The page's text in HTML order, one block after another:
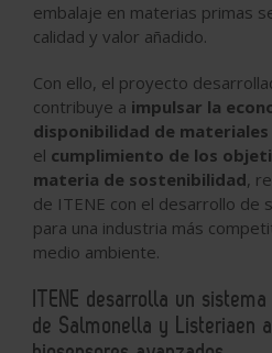
embalaje en materias primas
calidad y valor añadido.
Con ello, el proyecto
contribuye a impulsar la
disponibilidad de
el cumplimiento de los
materia de sostenibilidad,
de ITENE con el desarrollo de
para una industria más
medio ambiente.
ITENE desarrolla un
de Salmonella y Listeriaen